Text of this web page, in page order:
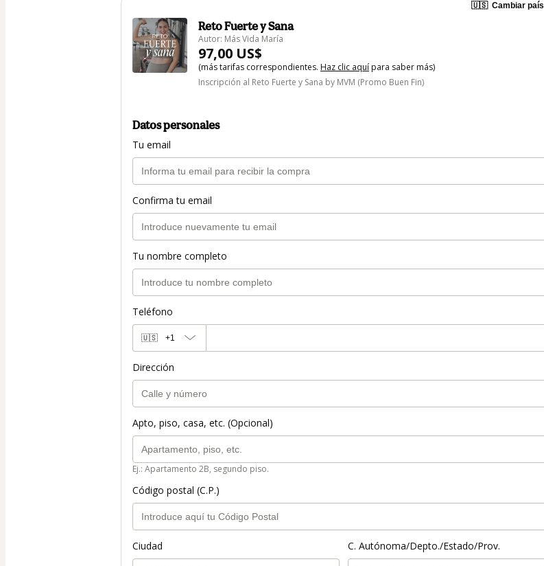
🇺🇸 Cambiar país
Reto Fuerte y Sana
Autor: Más Vida María
97,00 US$
(más tarifas correspondientes. Haz clic aquí para saber más)
Inscripción al Reto Fuerte y Sana by MVM (Promo Buen Fin)
Datos personales
Tu email
Confirma tu email
Tu nombre completo
Teléfono
🇺🇸 +1
Dirección
Apto, piso, casa, etc. (Opcional)
Ej.: Apartamento 2B, segundo piso.
Código postal (C.P.)
Ciudad C. Autónoma/Depto./Estado/Prov.